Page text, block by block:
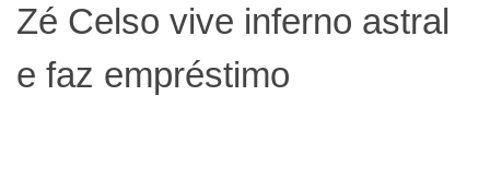
Zé Celso vive inferno astral
e faz empréstimo